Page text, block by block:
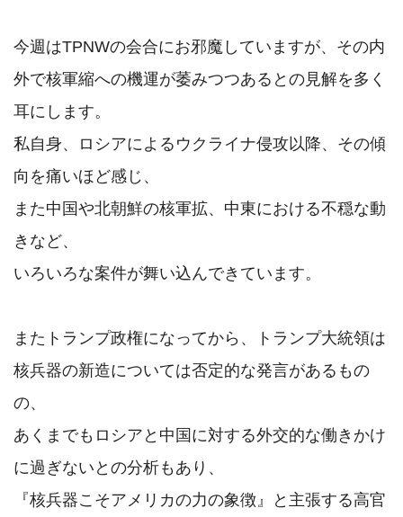
今週はTPNWの会合にお邪魔していますが、その内
外で核軍縮への機運が萎みつつあるとの見解を多く
耳にします。
私自身、ロシアによるウクライナ侵攻以降、その傾
向を痛いほど感じ、
また中国や北朝鮮の核軍拡、中東における不穏な動
きなど、
いろいろな案件が舞い込んできています。
またトランプ政権になってから、トランプ大統領は
核兵器の新造については否定的な発言があるもの
の、
あくまでもロシアと中国に対する外交的な働きかけ
に過ぎないとの分析もあり、
『核兵器こそアメリカの力の象徴』と主張する高官